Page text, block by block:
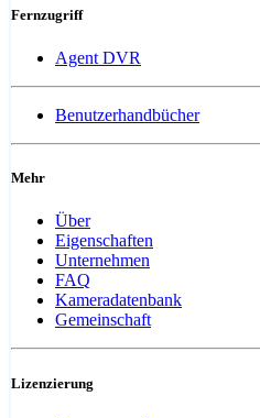
Fernzugriff
Agent DVR
Benutzerhandbücher
Mehr
Über
Eigenschaften
Unternehmen
FAQ
Kameradatenbank
Gemeinschaft
Lizenzierung